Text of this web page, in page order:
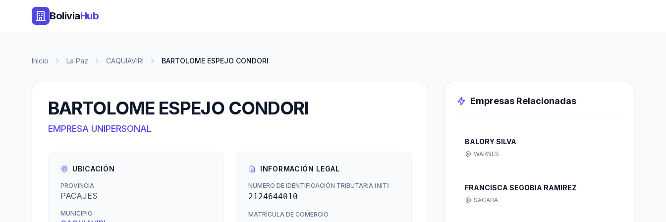
BoliviaHub
Inicio La Paz CAQUIAVIRI BARTOLOME ESPEJO CONDORI
BARTOLOME ESPEJO CONDORI
EMPRESA UNIPERSONAL
UBICACIÓN
PROVINCIA
PACAJES
MUNICIPIO
INFORMACIÓN LEGAL
NÚMERO DE IDENTIFICACIÓN TRIBUTARIA (NIT)
2124644010
MATRÍCULA DE COMERCIO
Empresas Relacionadas
BALORY SILVA
WARNES
FRANCISCA SEGOBIA RAMIREZ
SACABA